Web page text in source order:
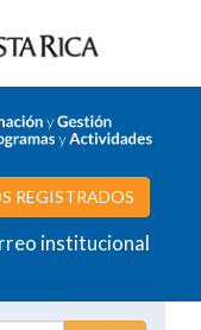
REGISTRADOS
institucional